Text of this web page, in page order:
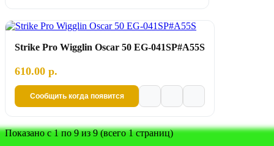
Strike Pro Wigglin Oscar 50 EG-041SP#A55S
610.00 р.
Сообщить когда появится
Показано с 1 по 9 из 9 (всего 1 страниц)